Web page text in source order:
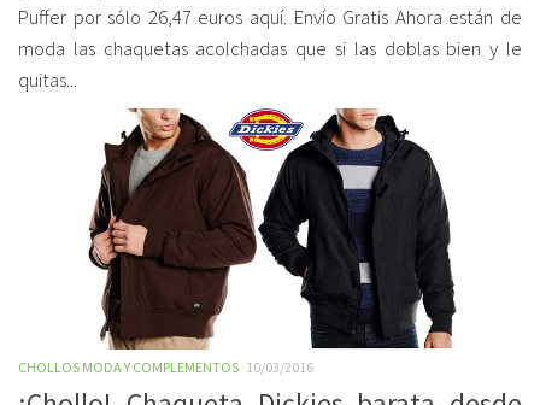
Puffer por sólo 26,47 euros aquí. Envío Gratis Ahora están de
moda las chaquetas acolchadas que si las doblas bien y le
quitas...
CHOLLOS MODA Y COMPLEMENTOS 10/03/2016